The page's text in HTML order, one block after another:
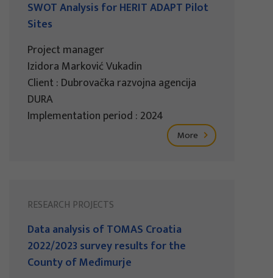
SWOT Analysis for HERIT ADAPT Pilot
Sites
Project manager
Izidora Marković Vukadin
Client : Dubrovačka razvojna agencija
DURA
Implementation period : 2024
More
RESEARCH PROJECTS
Data analysis of TOMAS Croatia
2022/2023 survey results for the
County of Međimurje